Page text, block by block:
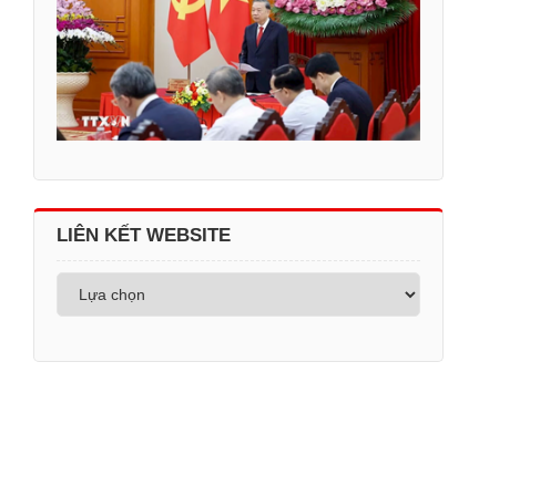
LIÊN KẾT WEBSITE